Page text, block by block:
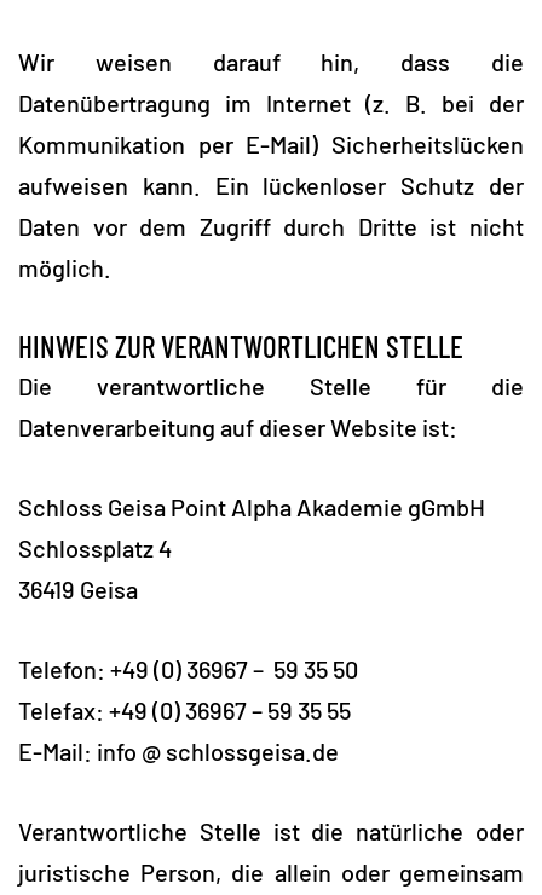
Wir weisen darauf hin, dass die
Datenübertragung im Internet (z. B. bei der
Kommunikation per E-Mail) Sicherheitslücken
aufweisen kann. Ein lückenloser Schutz der
Daten vor dem Zugriff durch Dritte ist nicht
möglich.
HINWEIS ZUR VERANTWORTLICHEN STELLE
Die verantwortliche Stelle für die
Datenverarbeitung auf dieser Website ist:
Schloss Geisa Point Alpha Akademie gGmbH
Schlossplatz 4
36419 Geisa
Telefon: +49 (0) 36967 – 59 35 50
Telefax: +49 (0) 36967 – 59 35 55
E-Mail: info @ schlossgeisa.de
Verantwortliche Stelle ist die natürliche oder
juristische Person, die allein oder gemeinsam